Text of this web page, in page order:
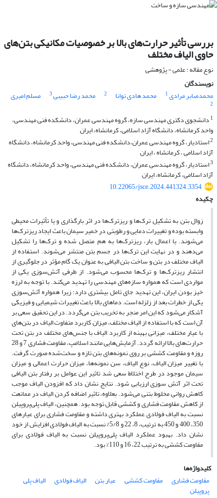
بررسی تأثیر حرارت‌های بالا بر خصوصیات مکانیکی بتن‌های
حاوی الیاف مختلف
نوع مقاله : علمی - پژوهشی
نویسندگان
محمدصابر مرادی1 محمد هادی توانا 2 محمد رضا حبیبی3 مسلم امیری
2
1 دانشجوی دکتری مهندسی سازه، گروه مهندسی عمران، دانشکده فنی مهندسی،
واحد کرمانشاه، دانشگاه آزاد اسلامی، کرمانشاه، ایران
2استادیار، گروه مهندسی عمران،دانشکده فنی مهندسی، واحد کرمانشاه، دانشگاه
آزاد اسلامی ، کرمانشاه ، ایران
3استادیار، گروه مهندسی عمران، دانشکده فنی مهندسی، واحد کرمانشاه، دانشگاه
آزاد اسلامی، کرمانشاه، ایران
10.22065/jsce.2024.441324.3354
چکیده
زوال بتن به تشکیل ترک‌ها و ریزترک‌ها در اثر بارگذاری و یا تأثیرات محیطی
وابسته بوده و تغییرات دمایی و رطوبتی در خمیر سیمان باعث ایجاد ریزترک‌ها
می‌شوند. با اعمال بار، ریزترک‌ها به هم متصل شده و ترک‌ها را تشکیل
می‌دهند و در نهایت این ترک‌ها در جسم بتن منتشر می‌شوند. استفاده از
الیاف مختلف در بتن و ساخت بتن الیافی به عنوان یک گام مؤثر در جلوگیری از
انتشار ریزترک‌ها و ترک‌ها محسوب می‌شود. از طرفی آتش‌سوزی یکی از
مواردی است که همواره سازه‌‌‌های مهندسی را تهدید می‌کند. با توجه به لرزه
خیز بودن ایران، این تهدید جای تامل بیشتری دارد؛ زیرا همواره آتش‌سوزی
یکی از خطرات بعد از زلزله است. دماهای بالا باعث تغییرات شیمیایی و فیزیکی
آشکار می‌شود که این امر منجر به تخریب بتن می‌گردد. در این تحقیق سعی بر
آن است که با استفاده از الیاف مختلف، میزان کاربرد متفاوت الیاف در بتن‌های
با عیار مختلف، میزانی بهینه از کاربرد الیاف با جنس‌های مختلف در بتن تحت
حرارت‌های بالا ارائه گردد. آزمایش‌هایی مانند اسلامپ، مقاومت فشاری 7 و 28
روزه و مقاومت کششی بر روی نمونه‌های بتن تازه و سخت‌شده صورت گرفت.
با تغییر میزان الیاف، نوع الیاف، سن نمونه‌ها، میزان حرارت اعمالی و میزان
سیمان موجود در طرح اختلاط سعی شد تاثیر این عوامل بر رفتار بتن الیافی
تحت اثر آتش سوزی ارزیابی شود. نتایج نشان داد که افزودن الیاف موجب
کاهش روانی مخلوط بتنی می‌شود. بعلاوه، تاثیر اضافه کردن الیاف در ممانعت
از کاهش مقاومت فشاری و کششی قابل توجه بود. همچنین، الیاف پلی‌پروپیلن
نسبت به الیاف فولادی عملکرد بهتری داشته و مقاومت فشاری برای عیارهای
350، 400 و 450 به ترتیب، 8، 22 و 5/8% نسبت به الیاف فولادی افزایش از خود
نشان داد. بهبود عملکرد الیاف ‌‌پلی‌پروپیلن نسبت به الیاف فولادی برای
مقاومت کششی به ترتیب 22، 16 و 110% بود.
کلیدواژه‌ها
مقاومت فشاری
مقاومت کششی عیار بتن الیاف فولادی الیاف پلی
پروپیلن